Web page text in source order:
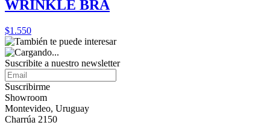
WRINKLE BRA
$1.550
Suscribite a nuestro newsletter
Suscribirme
Showroom
Montevideo, Uruguay
Charrúa 2150